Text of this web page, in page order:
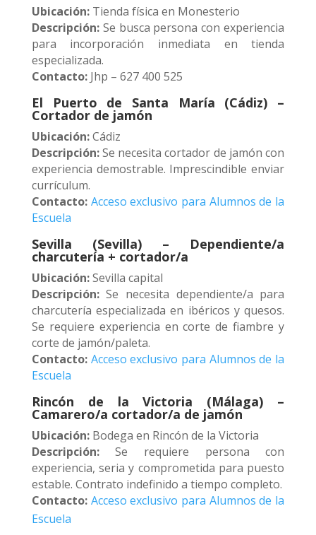
Ubicación:Tienda física en Monesterio
Descripción:Se busca persona con experiencia
para incorporación inmediata en tienda
especializada.
Contacto:Jhp – 627 400 525
El Puerto de Santa María (Cádiz) –
Cortador de jamón
Ubicación:Cádiz
Descripción:Se necesita cortador de jamón con
experiencia demostrable. Imprescindible enviar
currículum.
Contacto: Acceso exclusivo para Alumnos de la
Escuela
Sevilla (Sevilla) – Dependiente/a
charcutería + cortador/a
Ubicación:Sevilla capital
Descripción:Se necesita dependiente/a para
charcutería especializada en ibéricos y quesos.
Se requiere experiencia en corte de fiambre y
corte de jamón/paleta.
Contacto: Acceso exclusivo para Alumnos de la
Escuela
Rincón de la Victoria (Málaga) –
Camarero/a cortador/a de jamón
Ubicación:Bodega en Rincón de la Victoria
Descripción:Se requiere persona con
experiencia, seria y comprometida para puesto
estable. Contrato indefinido a tiempo completo.
Contacto: Acceso exclusivo para Alumnos de la
Escuela